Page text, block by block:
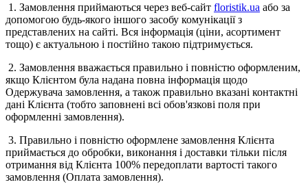
1. Замовлення приймаються через веб-сайт floristik.ua або за
допомогою будь-якого іншого засобу комунікації з
представлених на сайті. Вся інформація (ціни, асортимент
тощо) є актуальною і постійно такою підтримується.
2. Замовлення вважається правильно і повністю оформленим,
якщо Клієнтом була надана повна інформація щодо
Одержувача замовлення, а також правильно вказані контактні
дані Клієнта (тобто заповнені всі обов'язкові поля при
оформленні замовлення).
3. Правильно і повністю оформлене замовлення Клієнта
приймається до обробки, виконання і доставки тільки після
отримання від Клієнта 100% передоплати вартості такого
замовлення (Оплата замовлення).